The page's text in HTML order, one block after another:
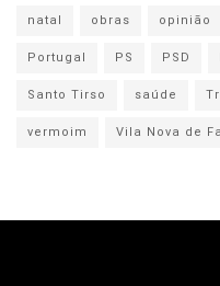
natal
obras opinião
Portugal
PS PSD
Santo Tirso
saúde
vermoim
Vila Nova de